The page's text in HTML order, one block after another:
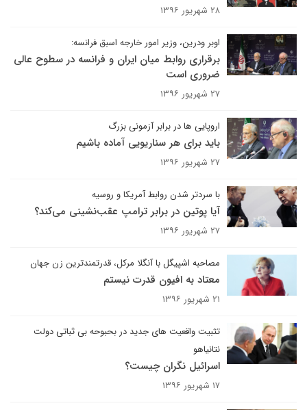
۲۸ شهریور ۱۳۹۶
اوبر ودرین، وزیر امور خارجه اسبق فرانسه:
برقراری روابط میان ایران و فرانسه در سطوح عالی
ضروری است
۲۷ شهریور ۱۳۹۶
اروپایی ها در برابر آزمونی بزرگ
باید برای هر سناریویی آماده باشیم
۲۷ شهریور ۱۳۹۶
با سردتر شدن روابط آمریکا و روسیه
آیا پوتین در برابر ترامپ عقب‌نشینی می‌کند؟
۲۷ شهریور ۱۳۹۶
مصاحبه اشپیگل با آنگلا مرکل، قدرتمندترین زن جهان
معتاد به افیون قدرت نیستم
۲۱ شهریور ۱۳۹۶
تثبیت واقعیت های جدید در بحبوحه بی ثباتی دولت
نتانیاهو
اسرائیل نگران چیست؟
۱۷ شهریور ۱۳۹۶